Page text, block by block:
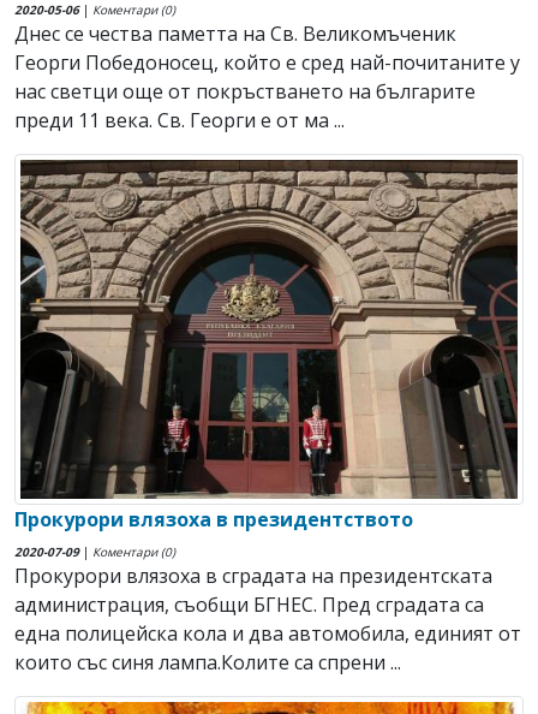
2020-05-06| Коментари (0)
Днес се чества паметта на Св. Великомъченик
Георги Победоносец, който е сред най-почитаните у
нас светци още от покръстването на българите
преди 11 века. Св. Георги е от ма ...
Прокурори влязоха в президентството
2020-07-09| Коментари (0)
Прокурори влязоха в сградата на президентската
администрация, съобщи БГНЕС. Пред сградата са
една полицейска кола и два автомобила, единият от
които със синя лампа.Колите са спрени ...